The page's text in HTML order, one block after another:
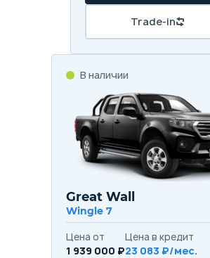
Trade-in
В наличии
Great Wall
Wingle 7
Цена от
1 939 000 ₽
Цена в кредит
23 083 ₽/мес.